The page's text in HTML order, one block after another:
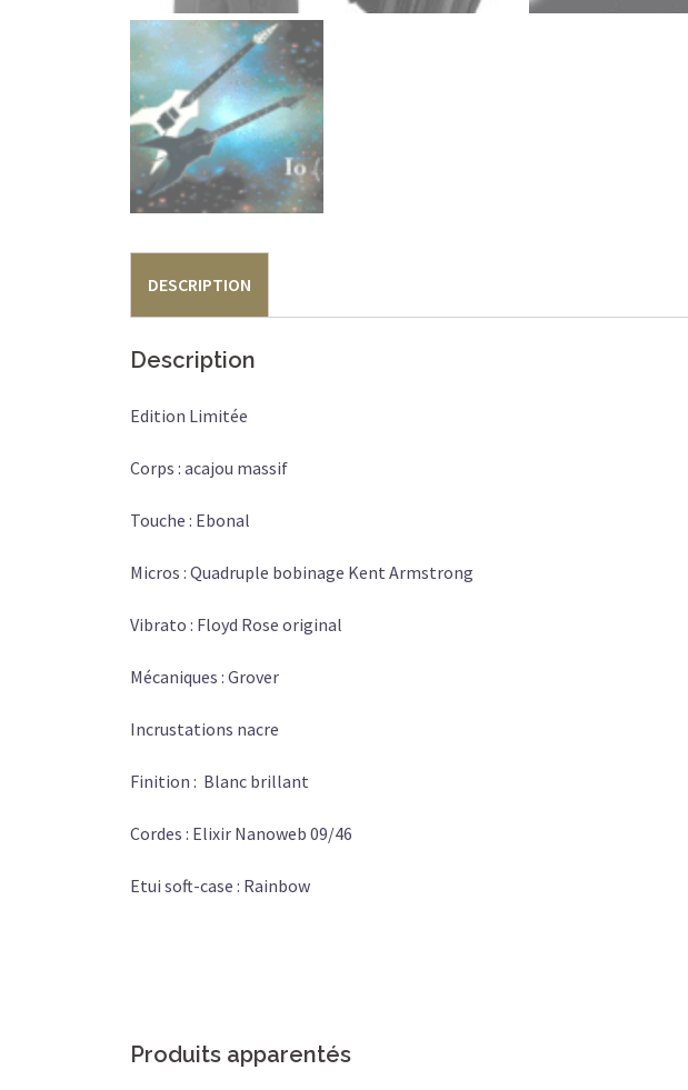
DESCRIPTION
Description
Edition Limitée
Corps : acajou massif
Touche : Ebonal
Micros : Quadruple bobinage Kent Armstrong
Vibrato : Floyd Rose original
Mécaniques : Grover
Incrustations nacre
Finition : Blanc brillant
Cordes : Elixir Nanoweb 09/46
Etui soft-case : Rainbow
Produits apparentés